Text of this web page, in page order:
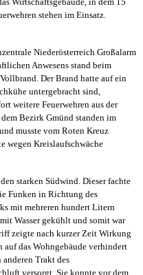
stehen im Einsatz.
Niederösterreich Großalarm
Anwesens stand beim
Der Brand hatte auf ein
untergebracht sind,
weitere Feuerwehren aus der
Bezirk Gmünd standen im
musste vom Roten Kreuz
wegen Kreislaufschwäche
starken Südwind. Dieser fachte
Funken in Richtung des
mit mehreren hundert Litern
Wasser gekühlt und somit war
zeigte nach kurzer Zeit Wirkung
auf das Wohngebäude verhindert
Trakt des
versorgt. Sie konnte vor dem